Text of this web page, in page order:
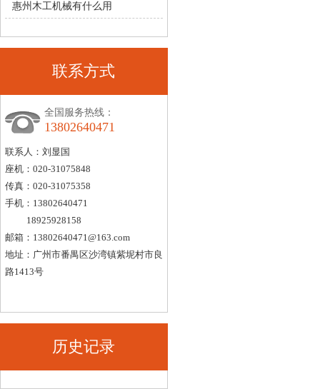
惠州木工机械有什么用
联系方式
全国服务热线：
13802640471
联系人：刘显国
座机：020-31075848
传真：020-31075358
手机：13802640471
18925928158
邮箱： 13802640471@163.com
地址：广州市番禺区沙湾镇紫坭村市良
路1413号
历史记录